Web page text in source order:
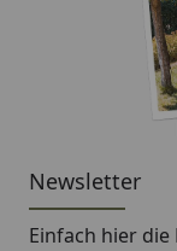
Newsletter
Einfach hier